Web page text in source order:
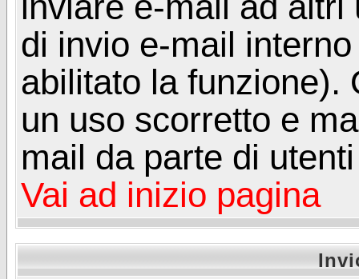
di invio e-mail
abilitato la funzione).
un uso scorretto e
mail da parte di
Vai ad inizio pagina